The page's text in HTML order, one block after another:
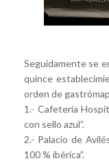
Seguidamente se
quince
orden de
1.- Cafetería
con sello azul”.
2.- Palacio de
100 % ibérica”.